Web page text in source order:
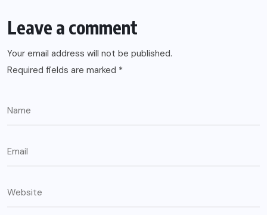
Leave a comment
Your email address will not be published.
Required fields are marked *